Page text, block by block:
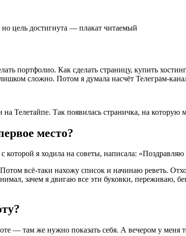
цель достигнута — плакат читаемый
портфолио. Как сделать страницу, купить
сложно. Потом я думала насчёт Телеграм-
Телетайпе. Так появилась страничка, на
место?
которой я ходила на советы, написала:
всё-таки нахожу список и начинаю реветь.
зачем я двигаю все эти буковки, переживаю,
— там же нужно показать себя. А вечером у меня